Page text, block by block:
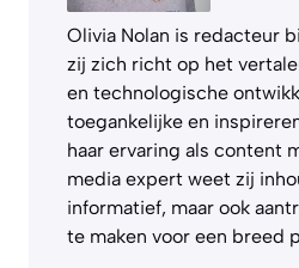
Olivia Nolan is redacteur
zij zich richt op het
en technologische
toegankelijke en
haar ervaring als content
media expert weet zij
informatief, maar ook
te maken voor een breed